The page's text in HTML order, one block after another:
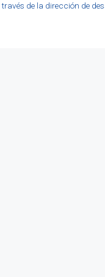
de la dirección de